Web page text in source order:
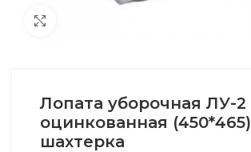
Лопата уборочная ЛУ-2
оцинкованная (450*465)
шахтерка